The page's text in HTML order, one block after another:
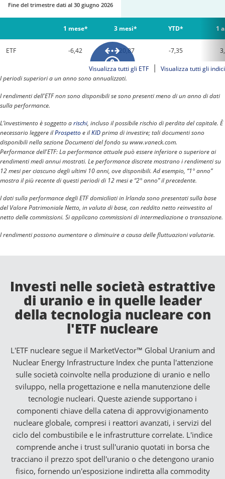
Fine del trimestre dati al 30 giugno 2026
1 mese* 3 mesi* YTD* 1
ETF -6,42 -20,87 -7,35
Visualizza tutti gli ETF |
Visualizza tutti gli indici
I periodi superiori a un anno sono annualizzati.
I rendimenti dell'ETF non sono disponibili se sono presenti meno di un anno di dati
sulla performance.
L’investimento è soggetto arischi, incluso il possibile rischio di perdita del capitale. È
necessario leggere ilProspettoe ilKIDprima di investire; tali documenti sono
disponibili nella sezione Documenti del fondo su www.vaneck.com.
Performance dell'ETF: La performance attuale può essere inferiore o superiore ai
rendimenti medi annui mostrati. Le performance discrete mostrano i rendimenti su
12 mesi per ciascuno degli ultimi 10 anni, ove disponibili. Ad esempio, “1° anno”
mostra il più recente di questi periodi di 12 mesi e “2° anno” il precedente.
I dati sulla performance degli ETF domiciliati in Irlanda sono presentati sulla base
del Valore Patrimoniale Netto, in valuta di base, con reddito netto reinvestito al
netto delle commissioni. Si applicano commissioni di intermediazione o transazione.
I rendimenti possono aumentare o diminuire a causa delle fluttuazioni valutarie.
Investi nelle società estrattive
di uranio e in quelle leader
della tecnologia nucleare con
l'ETF nucleare
L'ETF nucleare segue il MarketVector™ Global Uranium and
Nuclear Energy Infrastructure Index che punta l'attenzione
sulle società coinvolte nella produzione di uranio e nello
sviluppo, nella progettazione e nella manutenzione delle
tecnologie nucleari. Queste aziende supportano i
componenti chiave della catena di approvvigionamento
nucleare globale, compresi i reattori avanzati, i servizi del
ciclo del combustibile e le infrastrutture correlate. L'indice
comprende anche i trust sull'uranio quotati in borsa che
tracciano il prezzo spot dell'uranio o che detengono uranio
fisico, fornendo un'esposizione indiretta alla commodity